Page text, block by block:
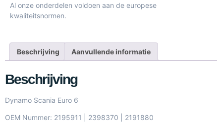
Al onze onderdelen voldoen aan de europese
kwaliteitsnormen.
Beschrijving Aanvullende informatie
Beschrijving
Dynamo Scania Euro 6
OEM Nummer: 2195911 | 2398370 | 2191880